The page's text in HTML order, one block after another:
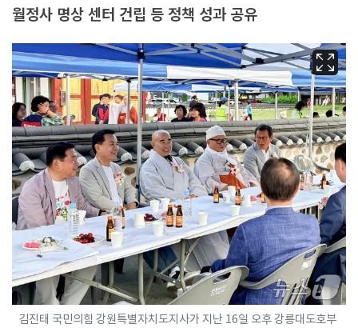
월정사 명상 센터 건립 등 정책 성과 공유
김진태 국민의힘 강원특별자치도지사가 지난 16일 오후 강릉대도호부